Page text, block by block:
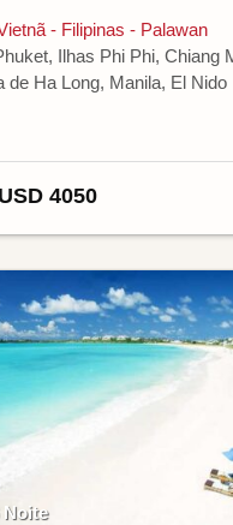
- Filipinas - Palawan
Ilhas Phi Phi, Chiang
de Ha Long, Manila, El Nido
USD 4050
Noite